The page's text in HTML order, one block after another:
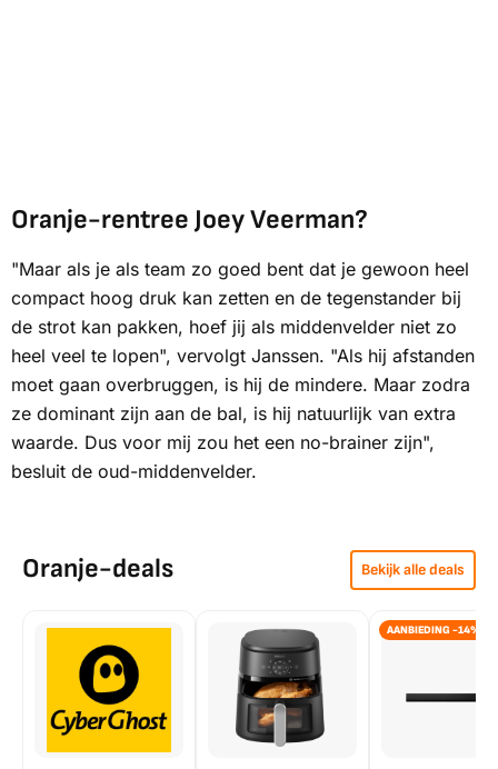
Oranje-rentree Joey Veerman?
"Maar als je als team zo goed bent dat je gewoon heel
compact hoog druk kan zetten en de tegenstander bij
de strot kan pakken, hoef jij als middenvelder niet zo
heel veel te lopen", vervolgt Janssen. "Als hij afstanden
moet gaan overbruggen, is hij de mindere. Maar zodra
ze dominant zijn aan de bal, is hij natuurlijk van extra
waarde. Dus voor mij zou het een no-brainer zijn",
besluit de oud-middenvelder.
Oranje-deals Bekijk alle deals
AANBIEDING -14%